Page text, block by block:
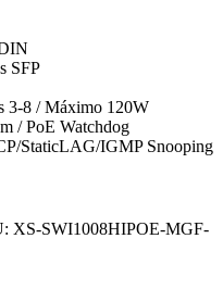
SFP
3-8 / Máximo 120W
/ PoE Watchdog
StaticLAG/IGMP Snooping
XS-SWI1008HIPOE-MGF-